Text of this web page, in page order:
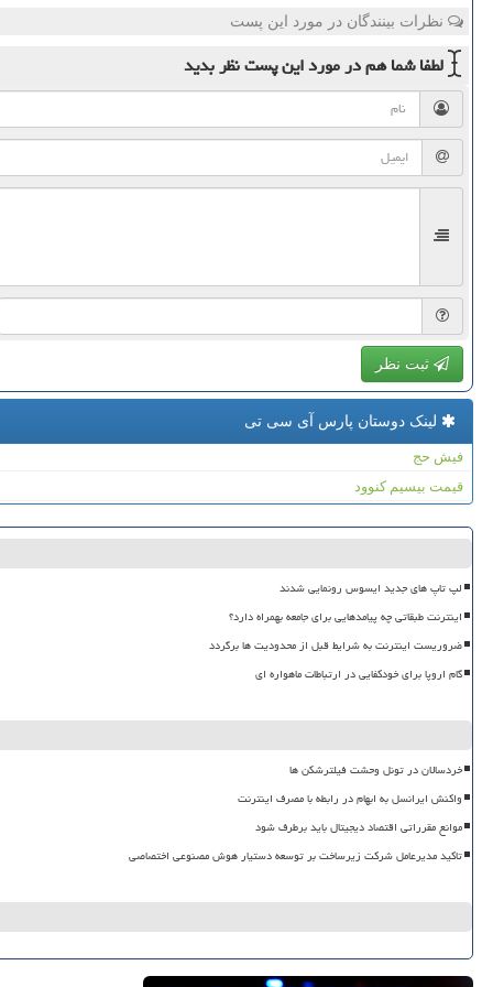
نظرات بینندگان در مورد این پست
لطفا شما همدر مورد این پستنظر بدید
ثبت نظر
لینک دوستان پارس آی سی تی
فیش حج
قیمت بیسیم کنوود
لپ تاپ های جدید ایسوس رونمایی شدند
اینترنت طبقاتی چه پیامدهایی برای جامعه بهمراه دارد؟
ضروریست اینترنت به شرایط قبل از محدودیت ها برگردد
گام اروپا برای خودکفایی در ارتباطات ماهواره ای
خردسالان در تونل وحشت فیلترشکن ها
واکنش ایرانسل به ابهام در رابطه با مصرف اینترنت
موانع مقرراتی اقتصاد دیجیتال باید برطرف شود
تاکید مدیرعامل شرکت زیرساخت بر توسعه دستیار هوش مصنوعی اختصاصی